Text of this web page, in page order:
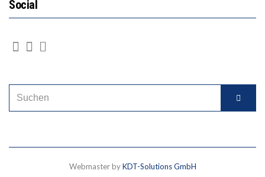
Social
Webmaster byKDT-Solutions GmbH